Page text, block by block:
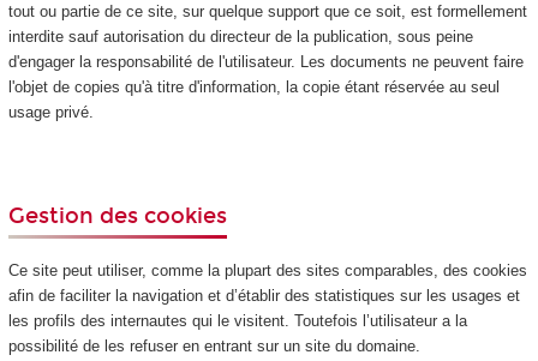
tout ou partie de ce site, sur quelque support que ce soit, est formellement
interdite sauf autorisation du directeur de la publication, sous peine
d'engager la responsabilité de l'utilisateur. Les documents ne peuvent faire
l'objet de copies qu'à titre d'information, la copie étant réservée au seul
usage privé.
Gestion des cookies
Ce site peut utiliser, comme la plupart des sites comparables, des cookies
afin de faciliter la navigation et d’établir des statistiques sur les usages et
les profils des internautes qui le visitent. Toutefois l’utilisateur a la
possibilité de les refuser en entrant sur un site du domaine.